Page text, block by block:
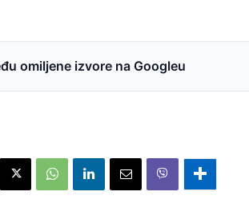
omiljene izvore na Googleu